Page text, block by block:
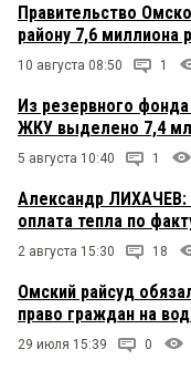
Правительство
району 7,6 миллиона
10 августа 08:50 1
Из резервного
ЖКУ выделено 7,4
5 августа 10:40 1
Александр ЛИХАЧЕВ:
оплата тепла по
2 августа 15:30 18
Омский райсуд
право граждан на
29 июля 15:39 0